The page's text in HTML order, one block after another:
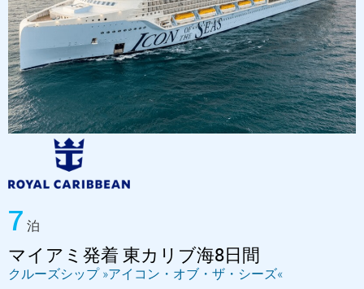
7 泊
マイアミ発着 東カリブ海8日間
クルーズシップ »アイコン・オブ・ザ・シーズ«